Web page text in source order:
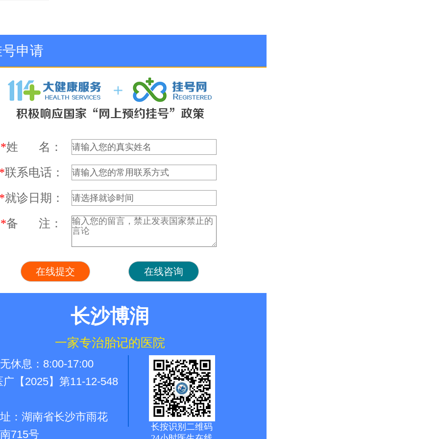
申请
*姓 名：
联系电话：
就诊日期：
*备 注：
长沙博润
一家专治胎记的医院
休息：8:00-17:00
广【2025】第11-12-548
：湖南省长沙市雨花
715号
长按识别二维码